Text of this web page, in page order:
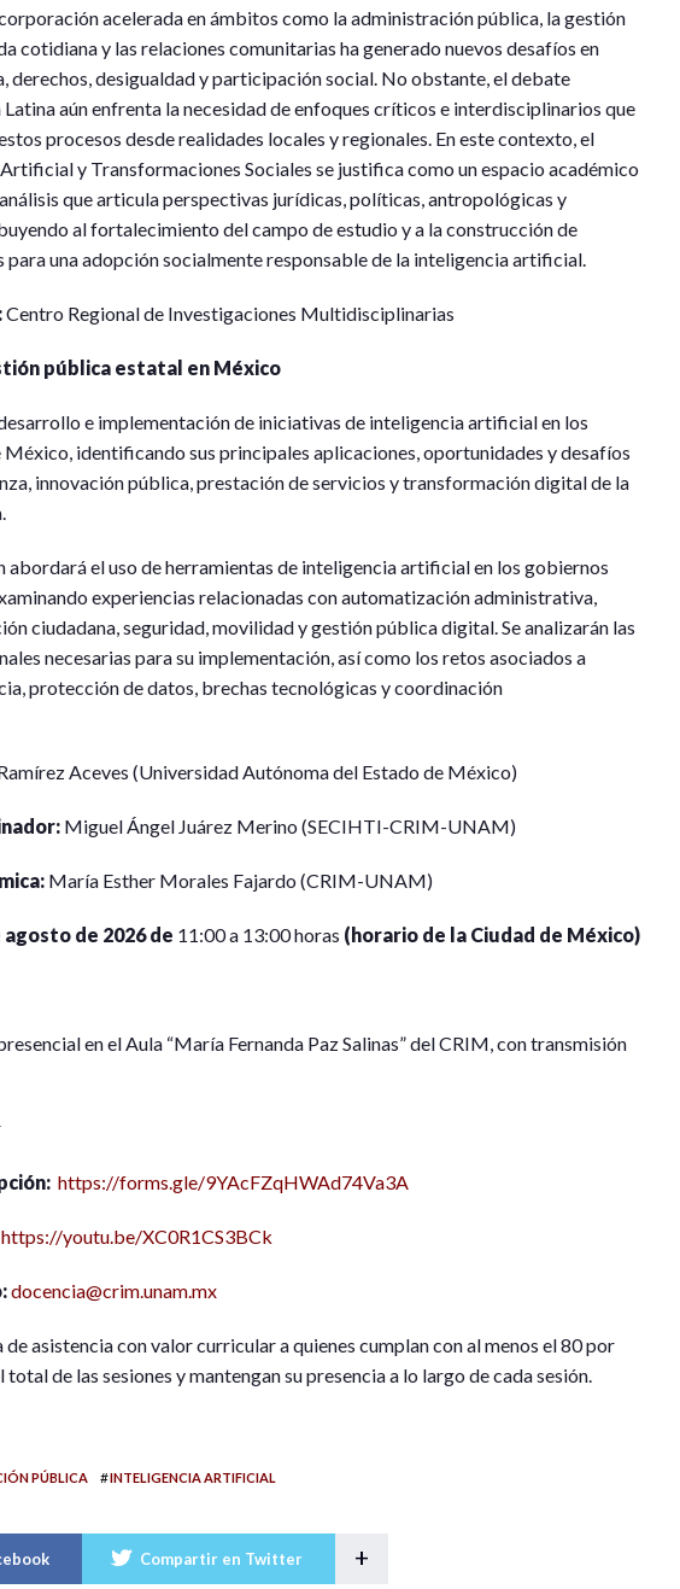
acelerada en ámbitos como la administración pública, la gestión
cotidiana y las relaciones comunitarias ha generado nuevos desafíos en
derechos, desigualdad y participación social. No obstante, el debate
aún enfrenta la necesidad de enfoques críticos e interdisciplinarios que
procesos desde realidades locales y regionales. En este contexto, el
y Transformaciones Sociales se justifica como un espacio académico
que articula perspectivas jurídicas, políticas, antropológicas y
al fortalecimiento del campo de estudio y a la construcción de
una adopción socialmente responsable de la inteligencia artificial.
Centro Regional de Investigaciones Multidisciplinarias
pública estatal en México
e implementación de iniciativas de inteligencia artificial en los
identificando sus principales aplicaciones, oportunidades y desafíos
innovación pública, prestación de servicios y transformación digital de la
abordará el uso de herramientas de inteligencia artificial en los gobiernos
experiencias relacionadas con automatización administrativa,
ciudadana, seguridad, movilidad y gestión pública digital. Se analizarán las
necesarias para su implementación, así como los retos asociados a
protección de datos, brechas tecnológicas y coordinación
Aceves (Universidad Autónoma del Estado de México)
Miguel Ángel Juárez Merino (SECIHTI-CRIM-UNAM)
María Esther Morales Fajardo (CRIM-UNAM)
agosto de 2026 de 11:00 a 13:00 horas (horario de la Ciudad de México)
en el Aula “María Fernanda Paz Salinas” del CRIM, con transmisión
https://forms.gle/9YAcFZqHWAd74Va3A
https://youtu.be/XC0R1CS3BCk
docencia@crim.unam.mx
asistencia con valor curricular a quienes cumplan con al menos el 80 por
de las sesiones y mantengan su presencia a lo largo de cada sesión.
PÚBLICA #INTELIGENCIA ARTIFICIAL
Compartir en Twitter +